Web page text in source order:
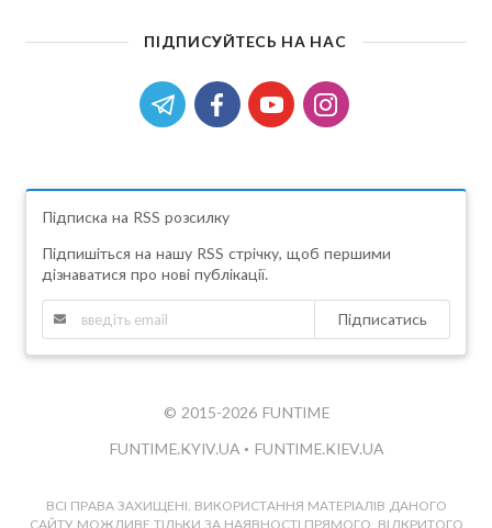
ПІДПИСУЙТЕСЬ НА НАС
Підписка на RSS розсилку
Підпишіться на нашу RSS стрічку, щоб першими
дізнаватися про нові публікації.
Підписатись
© 2015-2026 FUNTIME
FUNTIME.KYIV.UA • FUNTIME.KIEV.UA
ВСІ ПРАВА ЗАХИЩЕНІ. ВИКОРИСТАННЯ МАТЕРІАЛІВ ДАНОГО
САЙТУ МОЖЛИВЕ ТІЛЬКИ ЗА НАЯВНОСТІ ПРЯМОГО, ВІДКРИТОГО